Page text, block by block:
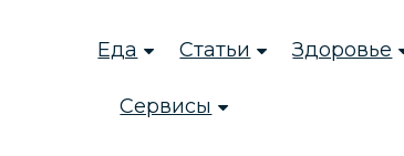
Еда Статьи Здоровье
Сервисы